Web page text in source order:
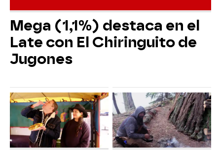
Mega (1,1%) destaca en el
Late con El Chiringuito de
Jugones